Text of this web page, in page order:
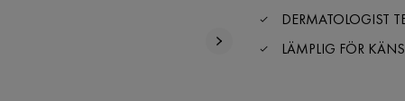
DERMATOLOGIST
LÄMPLIG FÖR